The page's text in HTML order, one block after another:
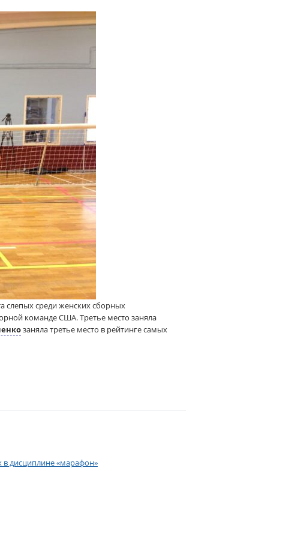
слепых среди женских сборных
команде США. Третье место заняла
заняла третье место в рейтинге самых
в дисциплине «марафон»